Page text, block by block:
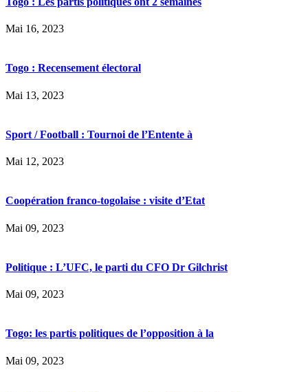
Mai 16, 2023
Togo : Recensement électoral
Mai 13, 2023
Sport / Football : Tournoi de l’Entente à
Mai 12, 2023
Coopération franco-togolaise : visite d’Etat
Mai 09, 2023
Politique : L’UFC, le parti du CFO Dr Gilchrist
Mai 09, 2023
Togo: les partis politiques de l’opposition à la
Mai 09, 2023